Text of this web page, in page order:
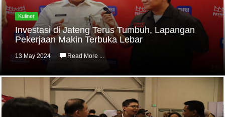
Kuliner
Investasi di Jateng Terus Tumbuh, Lapangan
Pekerjaan Makin Terbuka Lebar
13 May 2024 Read More ...